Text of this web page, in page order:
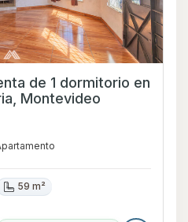
de 1 dormitorio en
Montevideo
59 m²